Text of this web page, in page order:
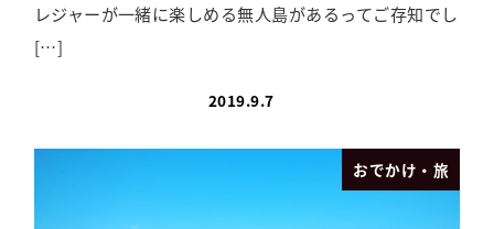
レジャーが一緒に楽しめる無人島があるってご存知でし
[…]
2019.9.7
おでかけ・旅